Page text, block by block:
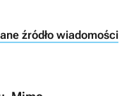
źródło wiadomości